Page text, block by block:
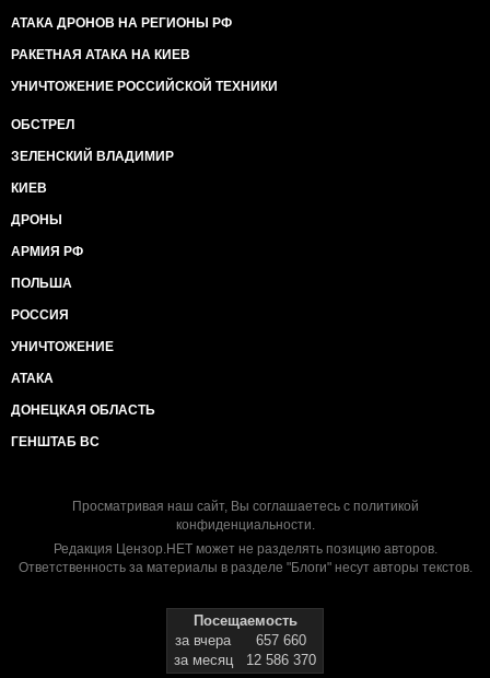
АТАКА ДРОНОВ НА РЕГИОНЫ РФ
РАКЕТНАЯ АТАКА НА КИЕВ
УНИЧТОЖЕНИЕ РОССИЙСКОЙ ТЕХНИКИ
ОБСТРЕЛ
ЗЕЛЕНСКИЙ ВЛАДИМИР
КИЕВ
ДРОНЫ
АРМИЯ РФ
ПОЛЬША
РОССИЯ
УНИЧТОЖЕНИЕ
АТАКА
ДОНЕЦКАЯ ОБЛАСТЬ
ГЕНШТАБ ВС
Просматривая наш сайт, Вы соглашаетесь с политикой
конфиденциальности.
Редакция Цензор.НЕТ может не разделять позицию авторов.
Ответственность за материалы в разделе "Блоги" несут авторы текстов.
Посещаемость
за вчера
657 660
за месяц
12 586 370